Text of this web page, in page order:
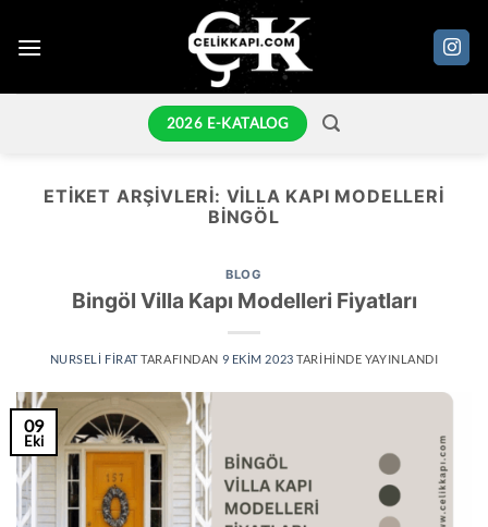
atla
2026 E-KATALOG
ETIKET ARŞIVLERI: VILLA KAPI MODELLERI
BINGÖL
BLOG
Bingöl Villa Kapı Modelleri Fiyatları
NURSELI FIRATTARAFINDAN 9 EKIM 2023 TARIHINDE YAYINLANDI
09
Eki